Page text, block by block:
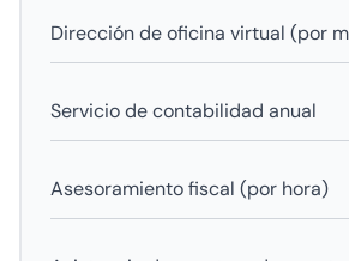
Dirección de oficina virtual (por
Servicio de contabilidad anual
Asesoramiento fiscal (por hora)